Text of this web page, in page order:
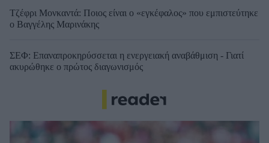
Τζέφρι Μονκαντά: Ποιος είναι ο «εγκέφαλος» που εμπιστεύτηκε
ο Βαγγέλης Μαρινάκης
ΣΕΦ: Επαναπροκηρύσσεται η ενεργειακή αναβάθμιση - Γιατί
ακυρώθηκε ο πρώτος διαγωνισμός